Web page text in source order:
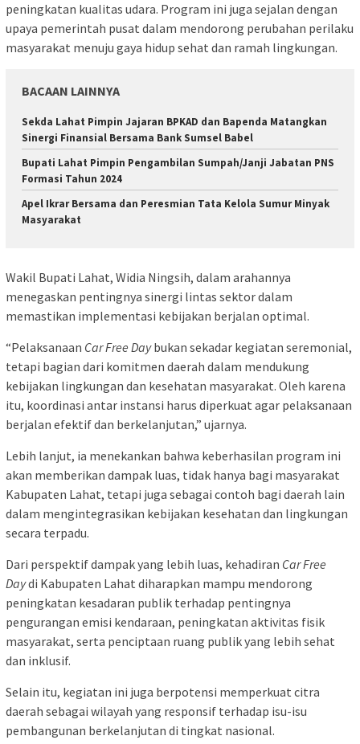
peningkatan kualitas udara. Program ini juga sejalan dengan
upaya pemerintah pusat dalam mendorong perubahan perilaku
masyarakat menuju gaya hidup sehat dan ramah lingkungan.
BACAAN LAINNYA
Sekda Lahat Pimpin Jajaran BPKAD dan Bapenda Matangkan
Sinergi Finansial Bersama Bank Sumsel Babel
Bupati Lahat Pimpin Pengambilan Sumpah/Janji Jabatan PNS
Formasi Tahun 2024
Apel Ikrar Bersama dan Peresmian Tata Kelola Sumur Minyak
Masyarakat
Wakil Bupati Lahat, Widia Ningsih, dalam arahannya
menegaskan pentingnya sinergi lintas sektor dalam
memastikan implementasi kebijakan berjalan optimal.
“Pelaksanaan Car Free Daybukan sekadar kegiatan seremonial,
tetapi bagian dari komitmen daerah dalam mendukung
kebijakan lingkungan dan kesehatan masyarakat. Oleh karena
itu, koordinasi antar instansi harus diperkuat agar pelaksanaan
berjalan efektif dan berkelanjutan,” ujarnya.
Lebih lanjut, ia menekankan bahwa keberhasilan program ini
akan memberikan dampak luas, tidak hanya bagi masyarakat
Kabupaten Lahat, tetapi juga sebagai contoh bagi daerah lain
dalam mengintegrasikan kebijakan kesehatan dan lingkungan
secara terpadu.
Dari perspektif dampak yang lebih luas, kehadiran Car Free
Daydi Kabupaten Lahat diharapkan mampu mendorong
peningkatan kesadaran publik terhadap pentingnya
pengurangan emisi kendaraan, peningkatan aktivitas fisik
masyarakat, serta penciptaan ruang publik yang lebih sehat
dan inklusif.
Selain itu, kegiatan ini juga berpotensi memperkuat citra
daerah sebagai wilayah yang responsif terhadap isu-isu
pembangunan berkelanjutan di tingkat nasional.